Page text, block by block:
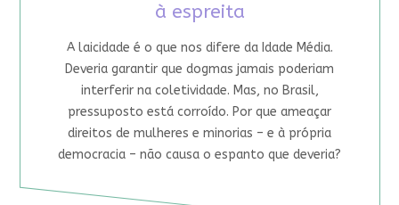
à espreita
A laicidade é o que nos difere da Idade Média.
Deveria garantir que dogmas jamais poderiam
interferir na coletividade. Mas, no Brasil,
pressuposto está corroído. Por que ameaçar
direitos de mulheres e minorias – e à própria
democracia – não causa o espanto que deveria?